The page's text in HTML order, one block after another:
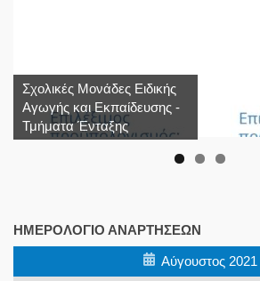
Σχολικές Μονάδες Ειδικής
Αγωγής και Εκπαίδευσης -
Τμήματα Ένταξης
ΗΜΕΡΟΛΌΓΙΟ ΑΝΑΡΤΉΣΕΩΝ
Αύγουστος 2021